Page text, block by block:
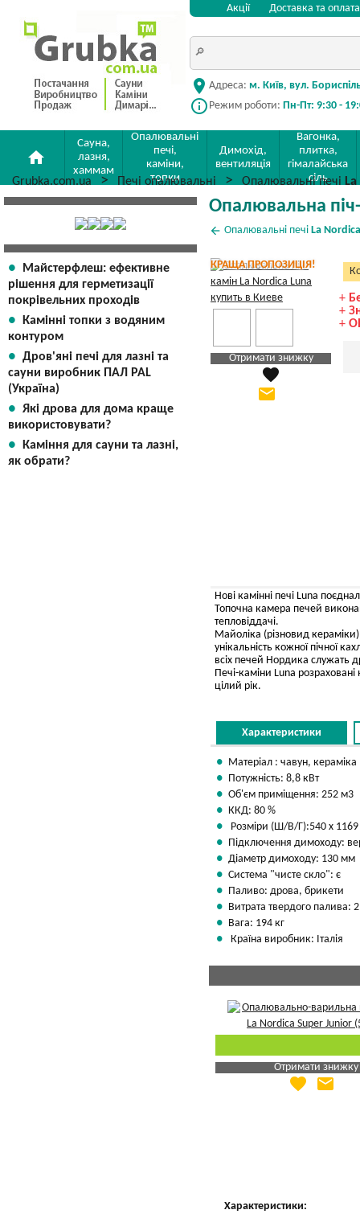
Акції Доставка та оплата
location_on Адреса: м. Київ, вул.
info_outline Режим роботи: Пн-Пт: 9:30 -
home
Сауна,
лазня,
хаммам
Опалювальні
печі,
каміни,
топки
Димохід,
вентиляція
Вагонка,
плитка,
гімалайська
сіль
Grubka.com.ua Печі опалювальні Опалювальні печі
Майстерфлеш: ефективне
рішення для герметизації
покрівельних проходів
Камінні топки з водяним
контуром
Дров'яні печі для лазні та
сауни виробник ПАЛ PAL
(Україна)
Які дрова для дома краще
використовувати?
Каміння для сауни та лазні,
як обрати?
Опалювальна
arrow_back Опалювальні печі La Nordica
КРАЩА ПРОПОЗИЦІЯ!
Отримати знижку
Яка Ваша ціна
Вказати мою ціну
favorite
email
+
+
+
Нові камінні печі Luna
Топочна камера печей
тепловіддачі.
Майоліка (різновид
унікальність кожної пічної
всіх печей Нордика служать
Печі-каміни Luna
цілий рік.
Характеристики
Матеріал : чавун, кераміка
Потужність: 8,8 кВт
Об'єм приміщення: 252 м3
ККД: 80 %
Розміри (Ш/В/Г):540 х
Підключення димоходу:
Діаметр димоходу: 130 мм
Система "чисте скло": є
Паливо: дрова, брикети
Витрата твердого палива:
Вага: 194 кг
Країна виробник: Італія
Отримати знижку
Яка Ваша ціна
favorite email
Характеристики: